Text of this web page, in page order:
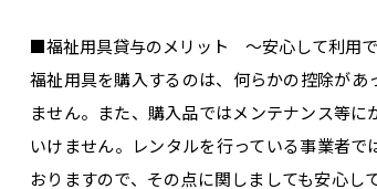
■福祉用具貸与のメリット ～安心して利用
福祉用具を購入するのは、何らかの控除が
ません。また、購入品ではメンテナンス等
いけません。レンタルを行っている事業者
おりますので、その点に関しましても安心